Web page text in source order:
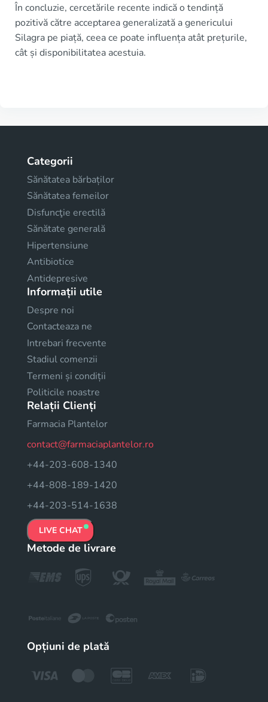
În concluzie, cercetările recente indică o tendință
pozitivă către acceptarea generalizată a genericului
Silagra pe piață, ceea ce poate influența atât prețurile,
cât și disponibilitatea acestuia.
Categorii
Sănătatea bărbaților
Sănătatea femeilor
Disfuncţie erectilă
Sănătate generală
Hipertensiune
Antibiotice
Antidepresive
Informații utile
Despre noi
Contacteaza ne
Intrebari frecvente
Stadiul comenzii
Termeni și condiții
Politicile noastre
Relații Clienți
Farmacia Plantelor
contact@farmaciaplantelor.ro
+44-203-608-1340
+44-808-189-1420
+44-203-514-1638
LIVE CHAT
Metode de livrare
Opțiuni de plată